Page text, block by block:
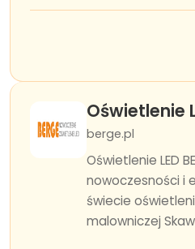
Oświetlenie
berge.pl
Oświetlenie LED
nowoczesności i
świecie
malowniczej